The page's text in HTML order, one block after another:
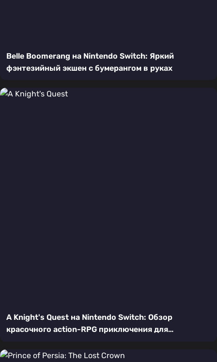
Belle Boomerang на Nintendo Switch: Яркий
фэнтезийный экшен с бумерангом в руках
A Knight's Quest на Nintendo Switch: Обзор
красочного action-RPG приключения для